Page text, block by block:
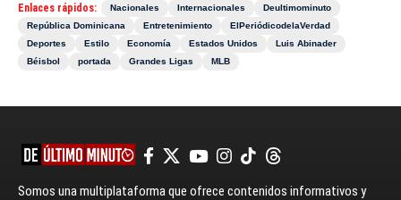
Enlaces rápidos: Nacionales Internacionales
Deultimominuto
República Dominicana
Entretenimiento
ElPeriódicodelaVerdad
Deportes
Estilo Economía Estados Unidos
Luis Abinader
Béisbol
portada Grandes Ligas MLB
Somos una multiplataforma que ofrece contenidos informativos y